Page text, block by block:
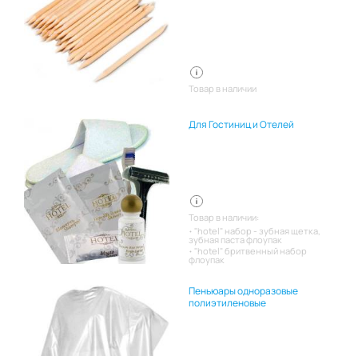
Товар в наличии
Для Гостиниц и Отелей
Товар в наличии:
"hotel" набор - зубная щетка,
зубная паста флоупак
"hotel" бритвенный набор
флоупак
Пеньюары одноразовые
полиэтиленовые